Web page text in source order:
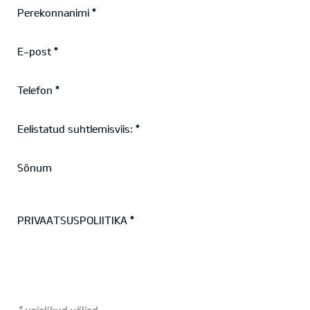
Perekonnanimi
E-post
Telefon
Eelistatud suhtlemisviis:
Sõnum
PRIVAATSUSPOLIITIKA